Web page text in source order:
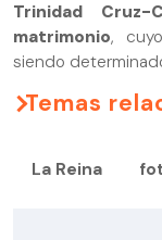
Trinidad Cruz-
matrimonio,
siendo
Temas
La Reina